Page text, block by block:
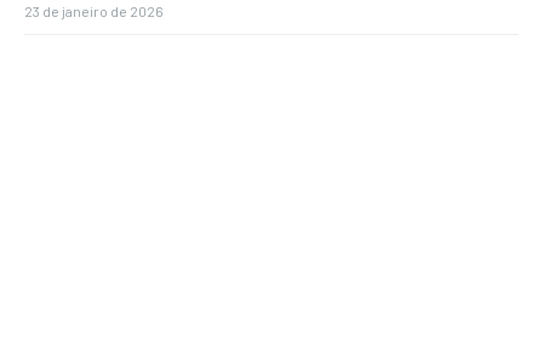
23 de janeiro de 2026